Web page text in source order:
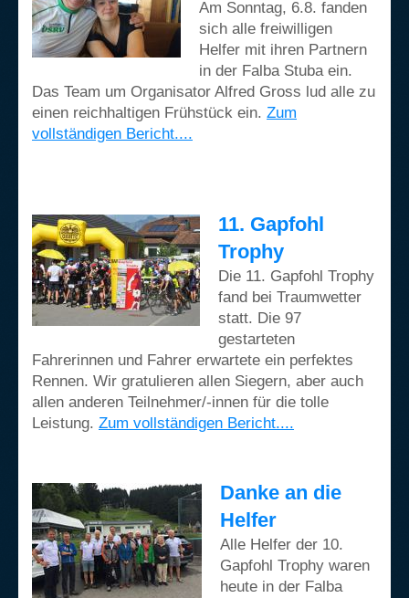
Am Sonntag, 6.8. fanden
sich alle freiwilligen
Helfer mit ihren Partnern
in der Falba Stuba ein.
Das Team um Organisator Alfred Gross lud alle zu
einen reichhaltigen Frühstück ein. Zum
vollständigen Bericht....
11. Gapfohl
Trophy
Die 11. Gapfohl Trophy
fand bei Traumwetter
statt. Die 97
gestarteten
Fahrerinnen und Fahrer erwartete ein perfektes
Rennen. Wir gratulieren allen Siegern, aber auch
allen anderen Teilnehmer/-innen für die tolle
Leistung. Zum vollständigen Bericht....
Danke an die
Helfer
Alle Helfer der 10.
Gapfohl Trophy waren
heute in der Falba